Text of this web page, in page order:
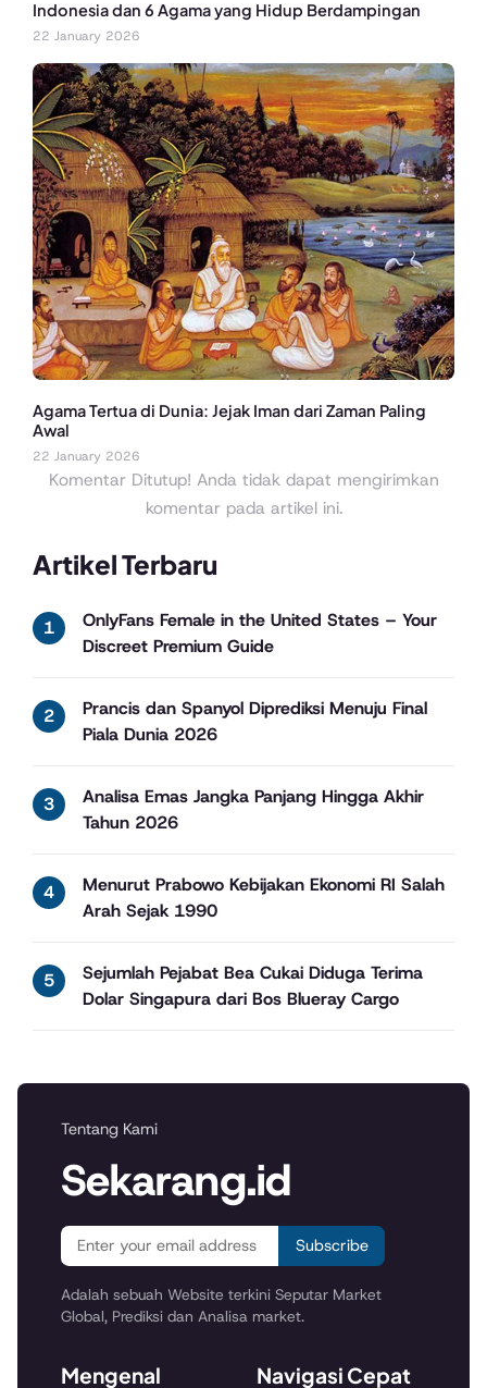
Artikel Terbaru
OnlyFans Female in the United States – Your
Discreet Premium Guide
Prancis dan Spanyol Diprediksi Menuju Final
Piala Dunia 2026
Analisa Emas Jangka Panjang Hingga Akhir
Tahun 2026
Menurut Prabowo Kebijakan Ekonomi RI Salah
Arah Sejak 1990
Sejumlah Pejabat Bea Cukai Diduga Terima
Dolar Singapura dari Bos Blueray Cargo
Indonesia dan 6 Agama yang Hidup Berdampingan
22 January 2026
Agama Tertua di Dunia: Jejak Iman dari Zaman Paling
Awal
22 January 2026
Komentar Ditutup! Anda tidak dapat mengirimkan
komentar pada artikel ini.
Tentang Kami
Sekarang.id
Subscribe
Adalah sebuah Website terkini Seputar Market
Global, Prediksi dan Analisa market.
Mengenal Navigasi Cepat